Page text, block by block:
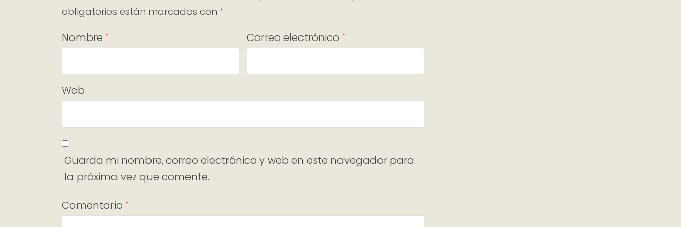
obligatorios están marcados con *
Nombre * Correo electrónico *
Web
Guarda mi nombre, correo electrónico y web en este navegador para
la próxima vez que comente.
Comentario *